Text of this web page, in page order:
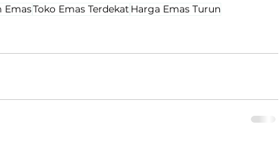
EmasToko Emas Terdekat Harga Emas Turun